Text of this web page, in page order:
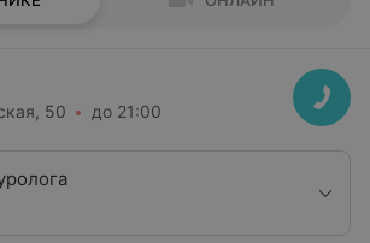
50 до 21:00